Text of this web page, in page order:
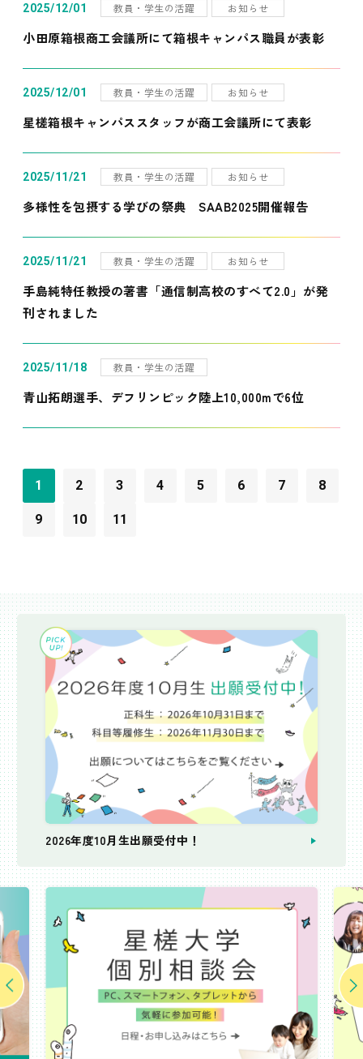
2025/12/01 教員・学生の活躍 お知らせ
小田原箱根商工会議所にて箱根キャンパス職員が表彰
2025/12/01 教員・学生の活躍 お知らせ
星槎箱根キャンパススタッフが商工会議所にて表彰
2025/11/21 教員・学生の活躍 お知らせ
多様性を包摂する学びの祭典 SAAB2025開催報告
2025/11/21 教員・学生の活躍 お知らせ
手島純特任教授の著書「通信制高校のすべて2.0」が発
刊されました
2025/11/18 教員・学生の活躍
青山拓朗選手、デフリンピック陸上10,000mで6位
1 2 3 4 5 6 7 8
9 10 11
2026年度10月生出願受付中！